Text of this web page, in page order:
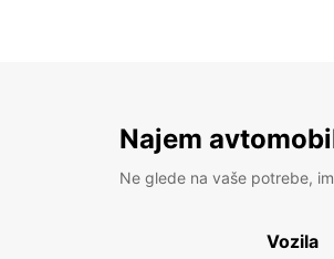
Najem
Ne glede na vaše potrebe,
Vozila